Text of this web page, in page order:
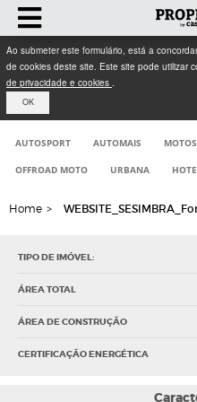
Ao submeter este formulário, está a
de cookies deste site. Este site pode utilizar
de privacidade e cookies .
OK
AUTOSPORT AUTOMAIS
OFFROAD MOTO URBANA
Home >
TIPO DE IMÓVEL:
ÁREA TOTAL
ÁREA DE CONSTRUÇÃO
CERTIFICAÇÃO ENERGÉTICA